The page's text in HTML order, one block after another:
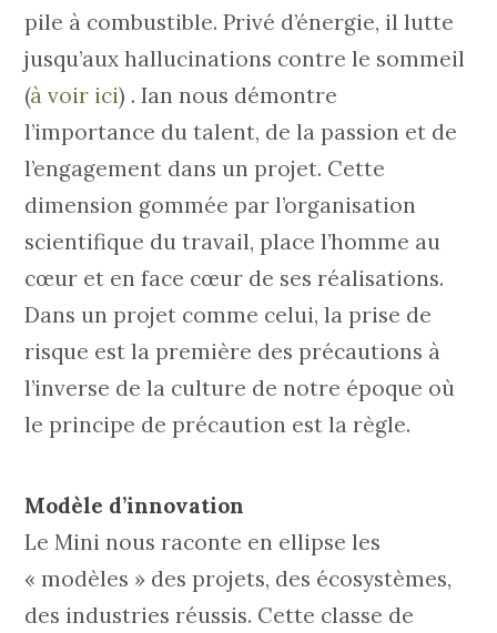
pile à combustible. Privé d’énergie, il lutte
jusqu’aux hallucinations contre le sommeil
(à voir ici) . Ian nous démontre
l’importance du talent, de la passion et de
l’engagement dans un projet. Cette
dimension gommée par l’organisation
scientifique du travail, place l’homme au
cœur et en face cœur de ses réalisations.
Dans un projet comme celui, la prise de
risque est la première des précautions à
l’inverse de la culture de notre époque où
le principe de précaution est la règle.
Modèle d’innovation
Le Mini nous raconte en ellipse les
« modèles » des projets, des écosystèmes,
des industries réussis. Cette classe de